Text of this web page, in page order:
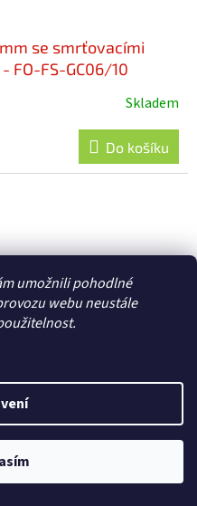
umožnili pohodlné
webu neustále
se smrťovacími
FO-FS-GC06/10
Skladem
Do košíku
se smrťovacími